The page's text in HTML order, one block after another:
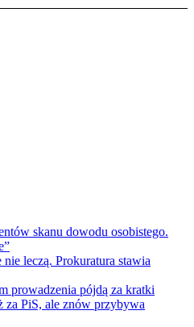
skanu dowodu osobistego.
leczą. Prokuratura stawia
prowadzenia pójdą za kratki
za PiS, ale znów przybywa